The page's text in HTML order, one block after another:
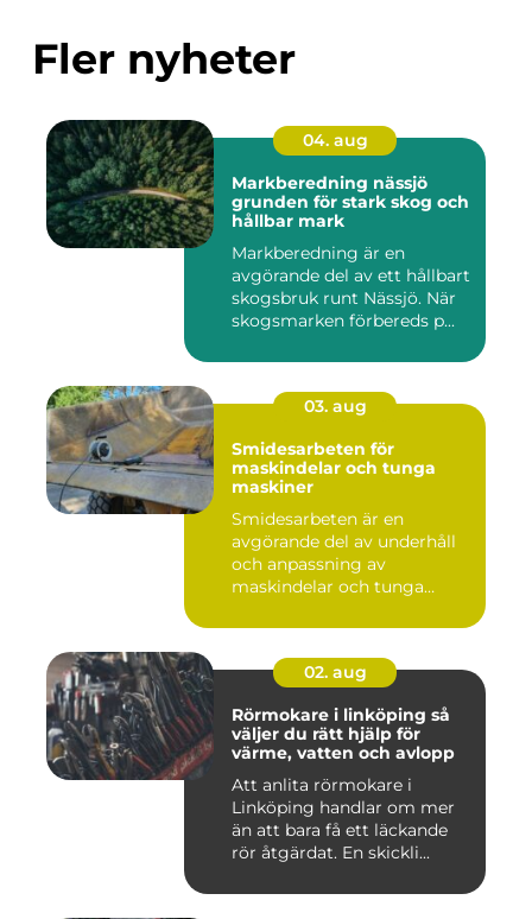
Fler nyheter
04. aug
Markberedning nässjö
grunden för stark skog och
hållbar mark
Markberedning är en
avgörande del av ett hållbart
skogsbruk runt Nässjö. När
skogsmarken förbereds p...
03. aug
Smidesarbeten för
maskindelar och tunga
maskiner
Smidesarbeten är en
avgörande del av underhåll
och anpassning av
maskindelar och tunga
02. aug
Rörmokare i linköping så
väljer du rätt hjälp för
värme, vatten och avlopp
Att anlita rörmokare i
Linköping handlar om mer
än att bara få ett läckande
rör åtgärdat. En skickli...